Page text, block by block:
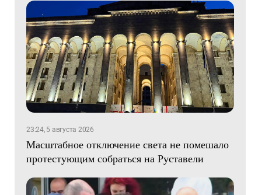
23:24, 5 августа 2026
Масштабное отключение света не помешало
протестующим собраться на Руставели